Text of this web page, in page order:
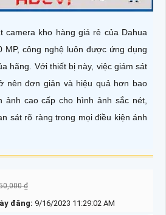
camera kho hàng giá rẻ của Dahua
MP, công nghệ luôn được ứng dụng
hãng. Với thiết bị này, việc giám sát
nên đơn giản và hiệu quả hơn bao
ảnh cao cấp cho hình ảnh sắc nét,
sát rõ ràng trong mọi điều kiện ánh
₫
đăng: 9/16/2023 11:29:02 AM